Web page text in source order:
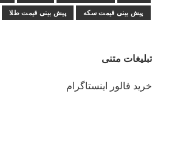
پیش بینی قیمت سکه پیش بینی قیمت طلا
تبلیغات متنی
خرید فالور اینستاگرام